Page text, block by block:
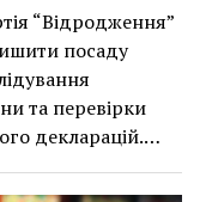
“Відродження”
посаду
та перевірки
декларацій.…